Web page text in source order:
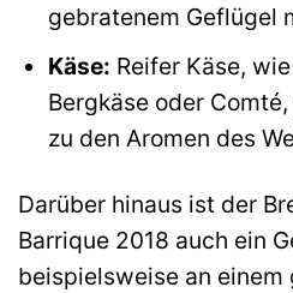
gebratenem Geflügel
Käse: Reifer Käse,
Bergkäse oder
zu den Aromen des
Darüber hinaus ist der
Barrique 2018 auch ein
beispielsweise an